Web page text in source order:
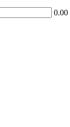
0.00